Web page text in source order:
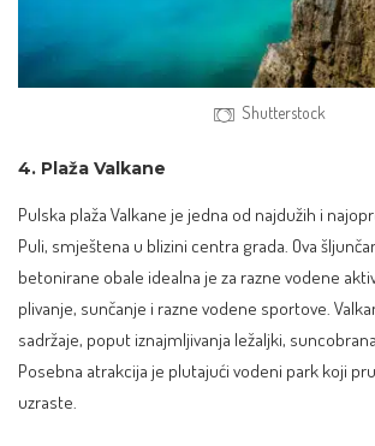
Shutterstock
4. Plaža Valkane
Pulska plaža Valkane je jedna od najdužih i
Puli, smještena u blizini centra grada. Ova
betonirane obale idealna je za razne vodene
plivanje, sunčanje i razne vodene sportove.
sadržaje, poput iznajmljivanja ležaljki,
Posebna atrakcija je plutajući vodeni park koji
uzraste.